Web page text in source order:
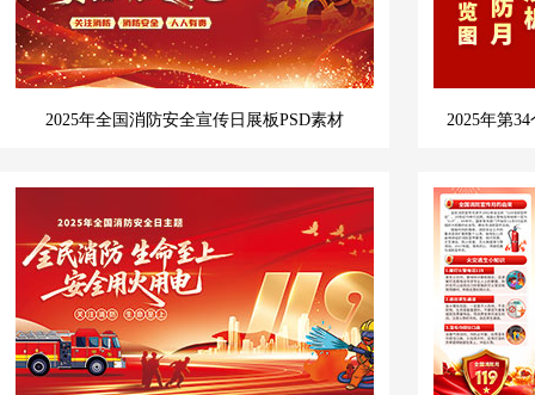
2025年全国消防安全宣传日展板PSD素材 2025年第